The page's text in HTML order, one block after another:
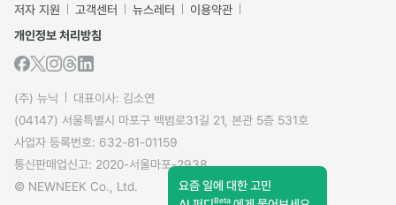
저자 지원 고객센터 뉴스레터
이용약관
개인정보 처리방침
(주) 뉴닉
대표이사: 김소연
(04147) 서울특별시 마포구 백범로31길 21, 본관 5층 531호
사업자 등록번호: 632-81-01159
통신판매업신고: 2020-서울마포-2938
© NEWNEEK Co., Ltd.
요즘 일에 대한 고민
Beta